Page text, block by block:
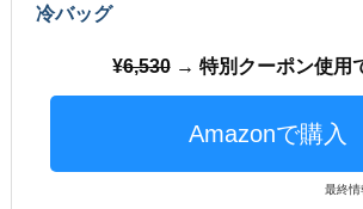
冷バッグ
6,530→ 特別クーポン使用
最終